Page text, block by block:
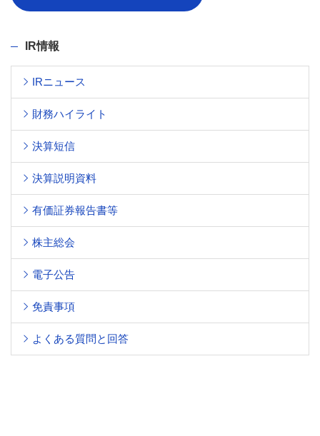
IR情報
IRニュース
財務ハイライト
決算短信
決算説明資料
有価証券報告書等
株主総会
電子公告
免責事項
よくある質問と回答